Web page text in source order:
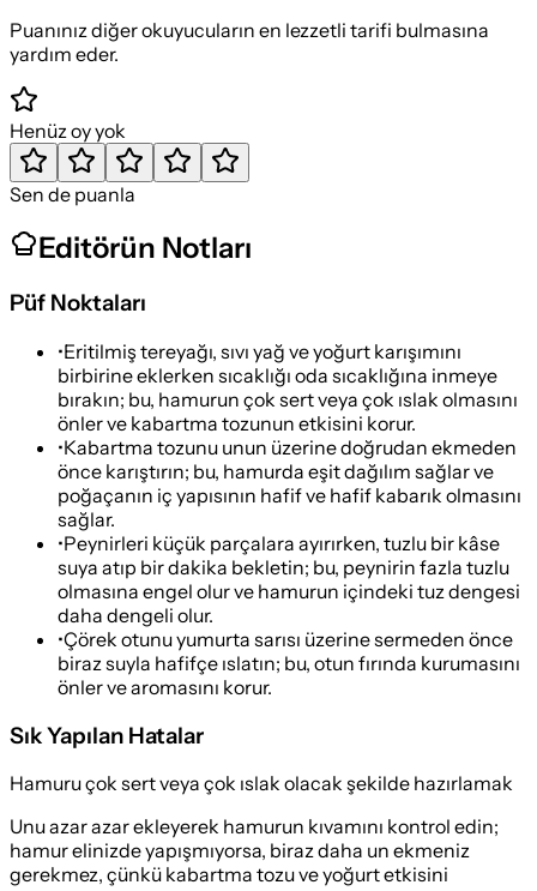
Puanınız diğer okuyucuların en lezzetli tarifi bulmasına
yardım eder.
Henüz oy yok
Sen de puanla
Editörün Notları
Püf Noktaları
•Eritilmiş tereyağı, sıvı yağ ve yoğurt karışımını
birbirine eklerken sıcaklığı oda sıcaklığına inmeye
bırakın; bu, hamurun çok sert veya çok ıslak olmasını
önler ve kabartma tozunun etkisini korur.
•Kabartma tozunu unun üzerine doğrudan ekmeden
önce karıştırın; bu, hamurda eşit dağılım sağlar ve
poğaçanın iç yapısının hafif ve hafif kabarık olmasını
sağlar.
•Peynirleri küçük parçalara ayırırken, tuzlu bir kâse
suya atıp bir dakika bekletin; bu, peynirin fazla tuzlu
olmasına engel olur ve hamurun içindeki tuz dengesi
daha dengeli olur.
•Çörek otunu yumurta sarısı üzerine sermeden önce
biraz suyla hafifçe ıslatın; bu, otun fırında kurumasını
önler ve aromasını korur.
Sık Yapılan Hatalar
Hamuru çok sert veya çok ıslak olacak şekilde hazırlamak
Unu azar azar ekleyerek hamurun kıvamını kontrol edin;
hamur elinizde yapışmıyorsa, biraz daha un ekmeniz
gerekmez, çünkü kabartma tozu ve yoğurt etkisini